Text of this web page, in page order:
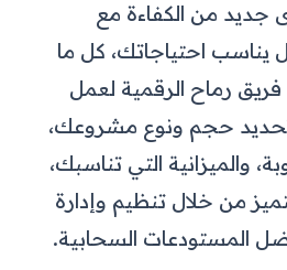
من الكفاءة مع
احتياجاتك، كل ما
رماح الرقمية لعمل
حجم ونوع مشروعك،
والميزانية التي تناسبك،
من خلال تنظيم وإدارة
المستودعات السحابية.